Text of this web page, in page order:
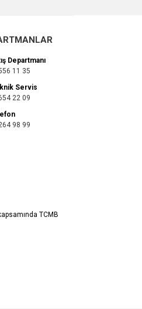
Departmanı
11 35
Servis
22 09
98 99
TCMB